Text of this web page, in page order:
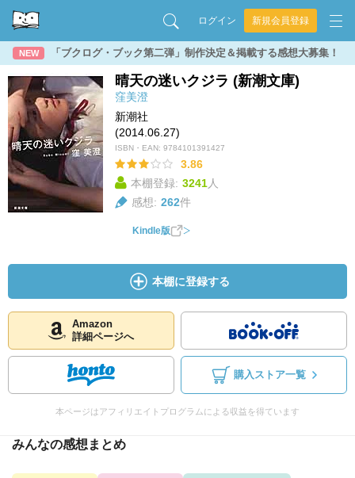
ログイン 新規会員登録
NEW 「ブクログ・ブック第二弾」制作決定＆掲載する感想大募集！
晴天の迷いクジラ (新潮文庫)
窪美澄
新潮社
(2014.06.27)
ISBN・EAN: 9784101391427
3.86
本棚登録: 3241人
感想: 262件
Kindle版
本棚に登録する
Amazon
詳細ページへ
購入ストア一覧
本ページはアフィリエイトプログラムによる収益を得ています
みんなの感想まとめ